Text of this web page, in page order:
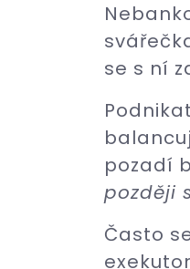
se s ní
pozadí
později
Často